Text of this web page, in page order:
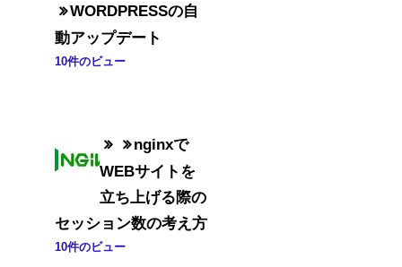
WORDPRESSの自
動アップデート
10件のビュー
nginxで
WEBサイトを
立ち上げる際の
セッション数の考え方
10件のビュー